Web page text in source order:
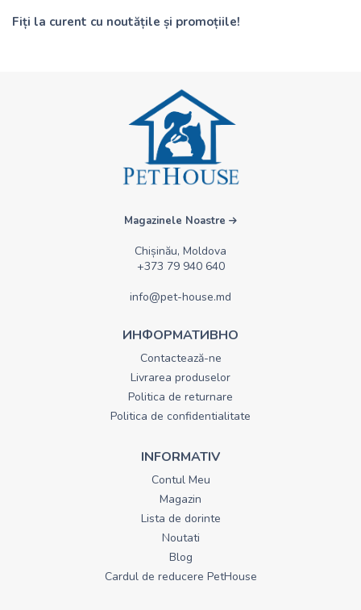
Fiți la curent cu noutățile și promoțiile!
Magazinele Noastre
Chișinău, Moldova
+373 79 940 640
info@pet-house.md
ИНФОРМАТИВНО
Contactează-ne
Livrarea produselor
Politica de returnare
Politica de confidentialitate
INFORMATIV
Contul Meu
Magazin
Lista de dorinte
Noutati
Blog
Cardul de reducere PetHouse